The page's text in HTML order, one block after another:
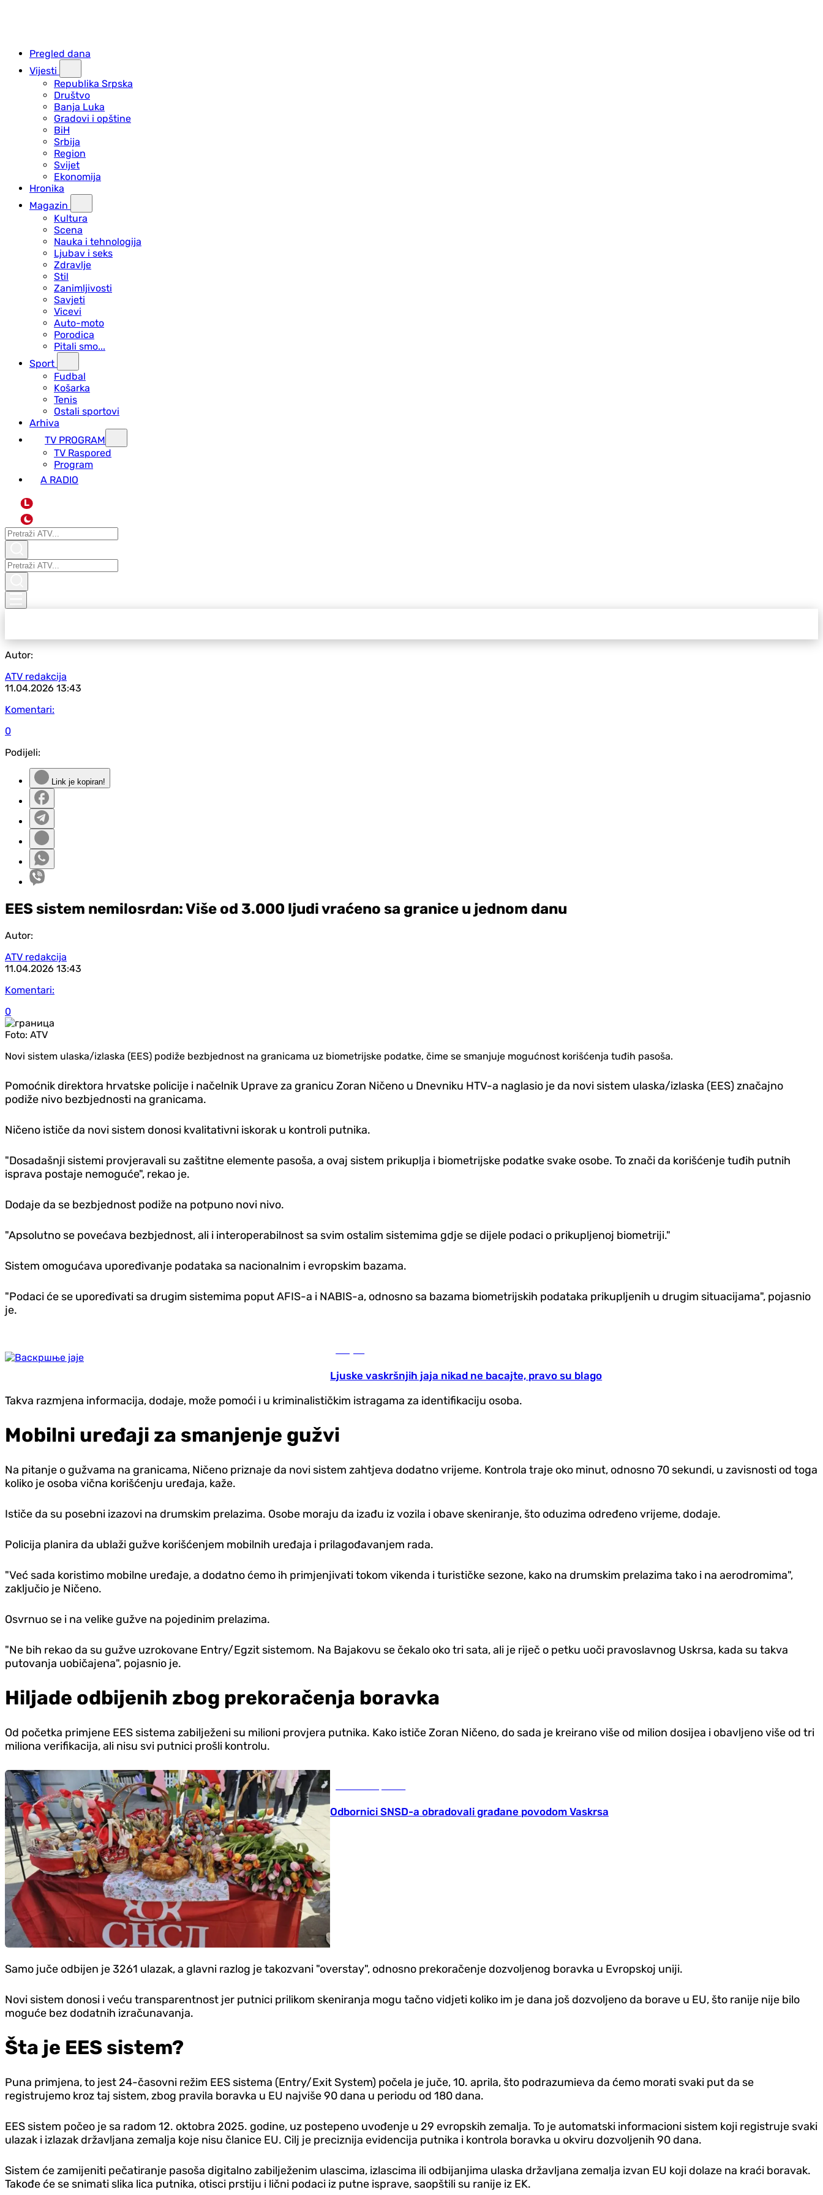
Pregled dana
Vijesti
Republika Srpska
Društvo
Banja Luka
Gradovi i opštine
BiH
Srbija
Region
Svijet
Ekonomija
Hronika
Magazin
Kultura
Scena
Nauka i tehnologija
Ljubav i seks
Zdravlje
Stil
Zanimljivosti
Savjeti
Vicevi
Auto-moto
Porodica
Pitali smo...
Sport
Fudbal
Košarka
Tenis
Ostali sportovi
Arhiva
TV PROGRAM
ТV Raspored
Program
A RADIO
L
Autor:
ATV redakcija
11.04.2026 13:43
Komentari:
0
Podijeli:
Link je kopiran!
EES sistem nemilosrdan: Više od 3.000 ljudi vraćeno sa granice u jednom danu
Autor:
ATV redakcija
11.04.2026 13:43
Komentari:
0
Foto: ATV
Novi sistem ulaska/izlaska (EES) podiže bezbjednost na granicama uz biometrijske podatke, čime se smanjuje mogućnost korišćenja tuđih pasoša.
Pomoćnik direktora hrvatske policije i načelnik Uprave za granicu Zoran Ničeno u Dnevniku HTV-a naglasio je da novi sistem ulaska/izlaska (EES) značajno
podiže nivo bezbjednosti na granicama.
Ničeno ističe da novi sistem donosi kvalitativni iskorak u kontroli putnika.
"Dosadašnji sistemi provjeravali su zaštitne elemente pasoša, a ovaj sistem prikuplja i biometrijske podatke svake osobe. To znači da korišćenje tuđih putnih
isprava postaje nemoguće", rekao je.
Dodaje da se bezbjednost podiže na potpuno novi nivo.
"Apsolutno se povećava bezbjednost, ali i interoperabilnost sa svim ostalim sistemima gdje se dijele podaci o prikupljenoj biometriji."
Sistem omogućava upoređivanje podataka sa nacionalnim i evropskim bazama.
"Podaci će se upoređivati sa drugim sistemima poput AFIS-a i NABIS-a, odnosno sa bazama biometrijskih podataka prikupljenih u drugim situacijama", pojasnio
je.
Ljuske vaskršnjih jaja nikad ne bacajte, pravo su blago
Takva razmjena informacija, dodaje, može pomoći i u kriminalističkim istragama za identifikaciju osoba.
Mobilni uređaji za smanjenje gužvi
Na pitanje o gužvama na granicama, Ničeno priznaje da novi sistem zahtjeva dodatno vrijeme. Kontrola traje oko minut, odnosno 70 sekundi, u zavisnosti od toga
koliko je osoba vična korišćenju uređaja, kaže.
Ističe da su posebni izazovi na drumskim prelazima. Osobe moraju da izađu iz vozila i obave skeniranje, što oduzima određeno vrijeme, dodaje.
Policija planira da ublaži gužve korišćenjem mobilnih uređaja i prilagođavanjem rada.
"Već sada koristimo mobilne uređaje, a dodatno ćemo ih primjenjivati tokom vikenda i turističke sezone, kako na drumskim prelazima tako i na aerodromima",
zaključio je Ničeno.
Osvrnuo se i na velike gužve na pojedinim prelazima.
"Ne bih rekao da su gužve uzrokovane Entry/Egzit sistemom. Na Bajakovu se čekalo oko tri sata, ali je riječ o petku uoči pravoslavnog Uskrsa, kada su takva
putovanja uobičajena", pojasnio je.
Hiljade odbijenih zbog prekoračenja boravka
Od početka primjene EES sistema zabilježeni su milioni provjera putnika. Kako ističe Zoran Ničeno, do sada je kreirano više od milion dosijea i obavljeno više od tri
miliona verifikacija, ali nisu svi putnici prošli kontrolu.
Odbornici SNSD-a obradovali građane povodom Vaskrsa
Samo juče odbijen je 3261 ulazak, a glavni razlog je takozvani "overstay", odnosno prekoračenje dozvoljenog boravka u Evropskoj uniji.
Novi sistem donosi i veću transparentnost jer putnici prilikom skeniranja mogu tačno vidjeti koliko im je dana još dozvoljeno da borave u EU, što ranije nije bilo
moguće bez dodatnih izračunavanja.
Šta je EES sistem?
Puna primjena, to jest 24-časovni režim EES sistema (Entry/Exit System) počela je juče, 10. aprila, što podrazumieva da ćemo morati svaki put da se
registrujemo kroz taj sistem, zbog pravila boravka u EU najviše 90 dana u periodu od 180 dana.
EES sistem počeo je sa radom 12. oktobra 2025. godine, uz postepeno uvođenje u 29 evropskih zemalja. To je automatski informacioni sistem koji registruje svaki
ulazak i izlazak državljana zemalja koje nisu članice EU. Cilj je preciznija evidencija putnika i kontrola boravka u okviru dozvoljenih 90 dana.
Sistem će zamijeniti pečatiranje pasoša digitalno zabilježenim ulascima, izlascima ili odbijanjima ulaska državljana zemalja izvan EU koji dolaze na kraći boravak.
Takođe će se snimati slika lica putnika, otisci prstiju i lični podaci iz putne isprave, saopštili su ranije iz EK.